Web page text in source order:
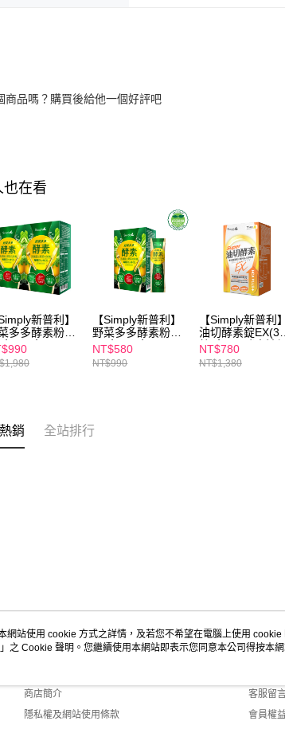
商品嗎？購買後給他一個好評吧
也在看
新普利】
多多酵素粉15
(x2盒)
【Simply新普利】
野菜多多酵素粉15
入/盒 (x1盒)
NT$580
NT$990
【Simply新普利】
油切酵素錠EX(30
錠/盒)(日酵素油切)
NT$780
NT$1,380
銷 全站排行
關於我們
商店簡介
隱私權及網站使用條款
客服
客服留
會員權
網站使用 cookie 方式之詳情，及若您不希望在電腦上使用
」之 Cookie 聲明。您繼續使用本網站即表示您同意本公司得按本